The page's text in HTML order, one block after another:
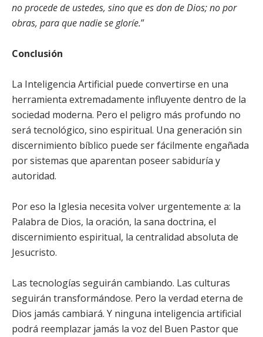
no procede de ustedes, sino que es don de Dios; no por
obras, para que nadie se gloríe.”
Conclusión
La Inteligencia Artificial puede convertirse en una
herramienta extremadamente influyente dentro de la
sociedad moderna. Pero el peligro más profundo no
será tecnológico, sino espiritual. Una generación sin
discernimiento bíblico puede ser fácilmente engañada
por sistemas que aparentan poseer sabiduría y
autoridad.
Por eso la Iglesia necesita volver urgentemente a: la
Palabra de Dios, la oración, la sana doctrina, el
discernimiento espiritual, la centralidad absoluta de
Jesucristo.
Las tecnologías seguirán cambiando. Las culturas
seguirán transformándose. Pero la verdad eterna de
Dios jamás cambiará. Y ninguna inteligencia artificial
podrá reemplazar jamás la voz del Buen Pastor que